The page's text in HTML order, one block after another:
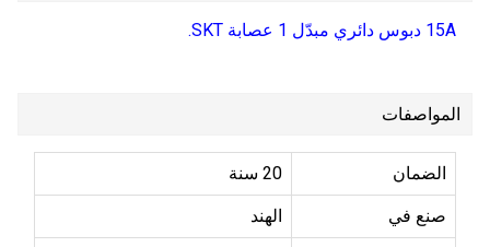
15A دبوس دائري مبدّل 1 عصابة SKT.
المواصفات
الضمان 20 سنة
صنع في الهند